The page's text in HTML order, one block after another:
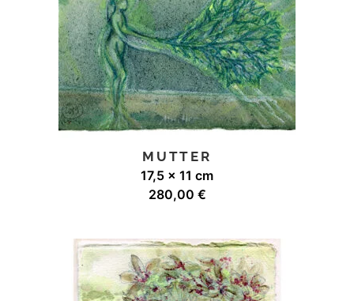
MUTTER
17,5 x 11 cm
280,00 €